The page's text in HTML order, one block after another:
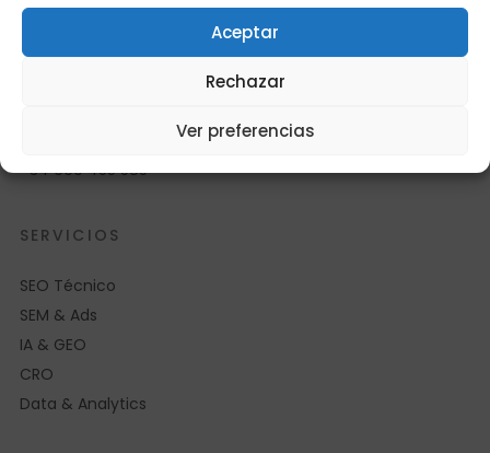
Aceptar
Rechazar
Ver preferencias
Agencia SEO/SEM técnica. Crecimiento
digital basado en datos, no en intuición.
Avenida Riera de Cassoles 43, 6º 4ª
+34 669 455 585
SERVICIOS
SEO Técnico
SEM & Ads
IA & GEO
CRO
Data & Analytics